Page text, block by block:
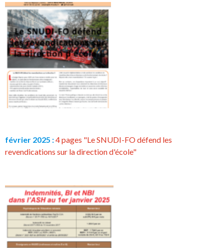
février 2025 :4 pages "Le SNUDI-FO défend les
revendications sur la direction d'école"